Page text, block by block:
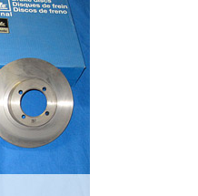
Passwort vergessen?